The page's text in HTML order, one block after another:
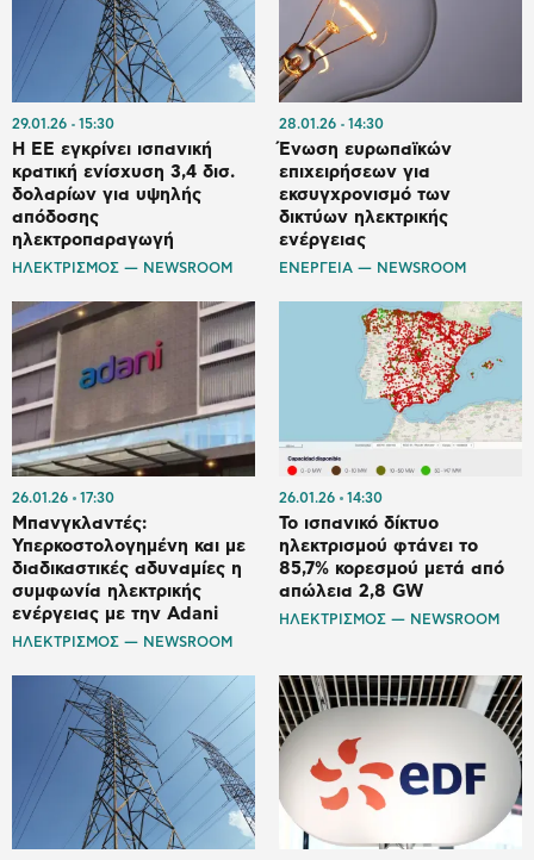
29.01.26 15:30
Η ΕΕ εγκρίνει ισπανική
κρατική ενίσχυση 3,4 δισ.
δολαρίων για υψηλής
απόδοσης
ηλεκτροπαραγωγή
ΗΛΕΚΤΡΙΣΜΟΣ — NEWSROOM
28.01.26 14:30
Ένωση ευρωπαϊκών
επιχειρήσεων για
εκσυγχρονισμό των
δικτύων ηλεκτρικής
ενέργειας
ΕΝΕΡΓΕΙΑ — NEWSROOM
26.01.26 17:30
Μπανγκλαντές:
Υπερκοστολογημένη και με
διαδικαστικές αδυναμίες η
συμφωνία ηλεκτρικής
ενέργειας με την Adani
ΗΛΕΚΤΡΙΣΜΟΣ — NEWSROOM
26.01.26 14:30
Το ισπανικό δίκτυο
ηλεκτρισμού φτάνει το
85,7% κορεσμού μετά από
απώλεια 2,8 GW
ΗΛΕΚΤΡΙΣΜΟΣ — NEWSROOM